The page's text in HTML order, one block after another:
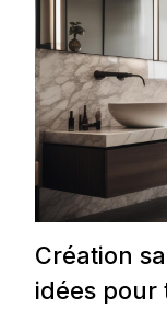
Création
idées pour